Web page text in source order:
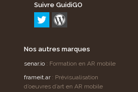
Suivre GuidiGO
Nos autres marques
senar.io : Formation en AR mobile
frameit.ar: Prévisualisation
d’oeuvres d’art en AR mobile